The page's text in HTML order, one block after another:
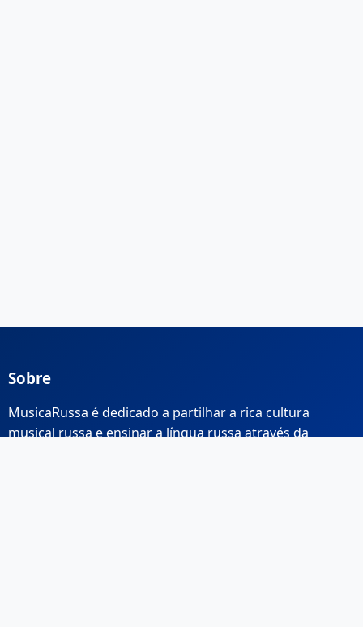
Sobre
MusicaRussa é dedicado a partilhar a rica cultura
musical russa e ensinar a língua russa através da